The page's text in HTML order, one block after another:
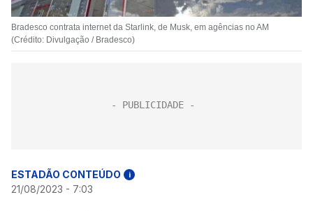
Bradesco contrata internet da Starlink, de Musk, em agências no AM
(Crédito: Divulgação / Bradesco)
ESTADÃO CONTEÚDO i
21/08/2023 - 7:03